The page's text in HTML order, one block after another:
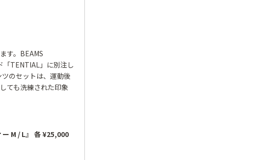
す。BEAMS
「TENTIAL」に別注し
のセットは、運動後
ても洗練された印象
M / L』 各 ¥25,000